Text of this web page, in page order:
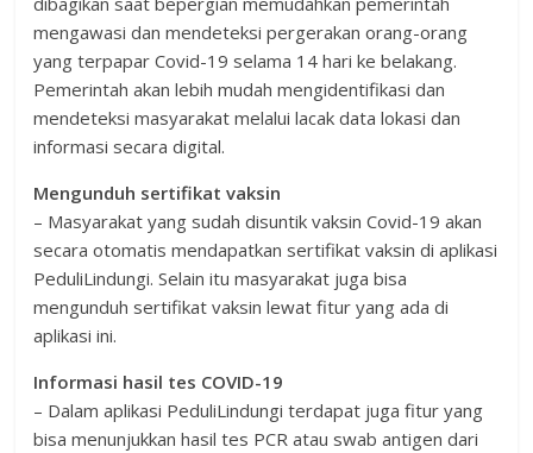
mengawasi dan mendeteksi pergerakan orang-orang
yang terpapar Covid-19 selama 14 hari ke belakang.
Pemerintah akan lebih mudah mengidentifikasi dan
mendeteksi masyarakat melalui lacak data lokasi dan
informasi secara digital.
Mengunduh sertifikat vaksin
– Masyarakat yang sudah disuntik vaksin Covid-19 akan
secara otomatis mendapatkan sertifikat vaksin di aplikasi
PeduliLindungi. Selain itu masyarakat juga bisa
mengunduh sertifikat vaksin lewat fitur yang ada di
aplikasi ini.
Informasi hasil tes COVID-19
– Dalam aplikasi PeduliLindungi terdapat juga fitur yang
bisa menunjukkan hasil tes PCR atau swab antigen dari